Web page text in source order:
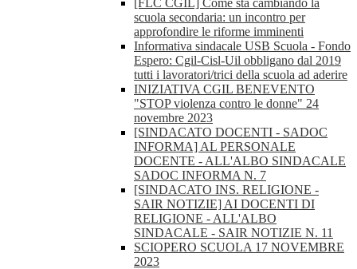
[FLC CGIL] Come sta cambiando la
scuola secondaria: un incontro per
approfondire le riforme imminenti
Informativa sindacale USB Scuola - Fondo
Espero: Cgil-Cisl-Uil obbligano dal 2019
tutti i lavoratori/trici della scuola ad aderire
INIZIATIVA CGIL BENEVENTO
"STOP violenza contro le donne" 24
novembre 2023
[SINDACATO DOCENTI - SADOC
INFORMA] AL PERSONALE
DOCENTE - ALL'ALBO SINDACALE
SADOC INFORMA N. 7
[SINDACATO INS. RELIGIONE -
SAIR NOTIZIE] AI DOCENTI DI
RELIGIONE - ALL'ALBO
SINDACALE - SAIR NOTIZIE N. 11
SCIOPERO SCUOLA 17 NOVEMBRE
2023